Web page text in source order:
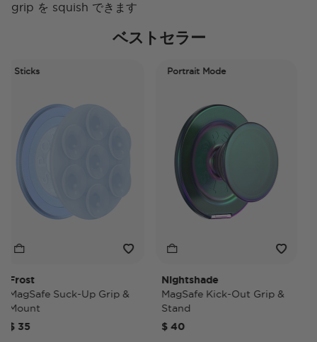
grip を squish できます
ベストセラー
Suck-Up Grip &
Portrait Mode
Nightshade
MagSafe Kick-Out Grip &
Stand
$ 40